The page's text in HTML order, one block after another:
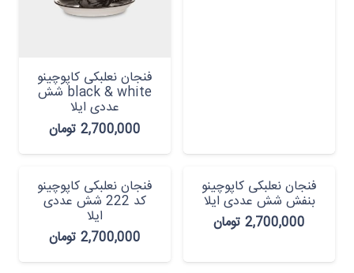
فنجان نعلبکی کاپوچینو
black & white شش
عددی ایلا
2,700,000 تومان
فنجان نعلبکی کاپوچینو
بنفش شش عددی ایلا
2,700,000 تومان
فنجان نعلبکی کاپوچینو
کد 222 شش عددی
ایلا
2,700,000 تومان